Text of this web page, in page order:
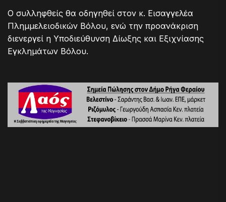
Ο συλληφθείς θα οδηγηθεί στον κ. Εισαγγελέα
Πλημμελειοδικών Βόλου, ενώ την προανάκριση
διενεργεί η Υποδιεύθυνση Δίωξης και Εξιχνίασης
Εγκλημάτων Βόλου.